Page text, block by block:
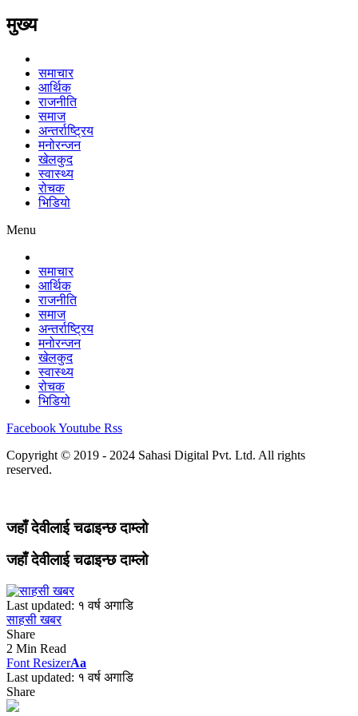
मुख्य
समाचार
आर्थिक
राजनीति
समाज
अन्तर्राष्ट्रिय
मनोरन्जन
खेलकुद
स्वास्थ्य
रोचक
भिडियो
Menu
समाचार
आर्थिक
राजनीति
समाज
अन्तर्राष्ट्रिय
मनोरन्जन
खेलकुद
स्वास्थ्य
रोचक
भिडियो
FacebookYoutube Rss
Copyright © 2019 - 2024 Sahasi Digital Pvt. Ltd. All rights
reserved.
जहाँ देवीलाई चढाइन्छ दाम्लो
जहाँ देवीलाई चढाइन्छ दाम्लो
Last updated: १ वर्ष अगाडि
साहसी खबर
Share
2 Min Read
Font ResizerAa
Last updated: १ वर्ष अगाडि
Share